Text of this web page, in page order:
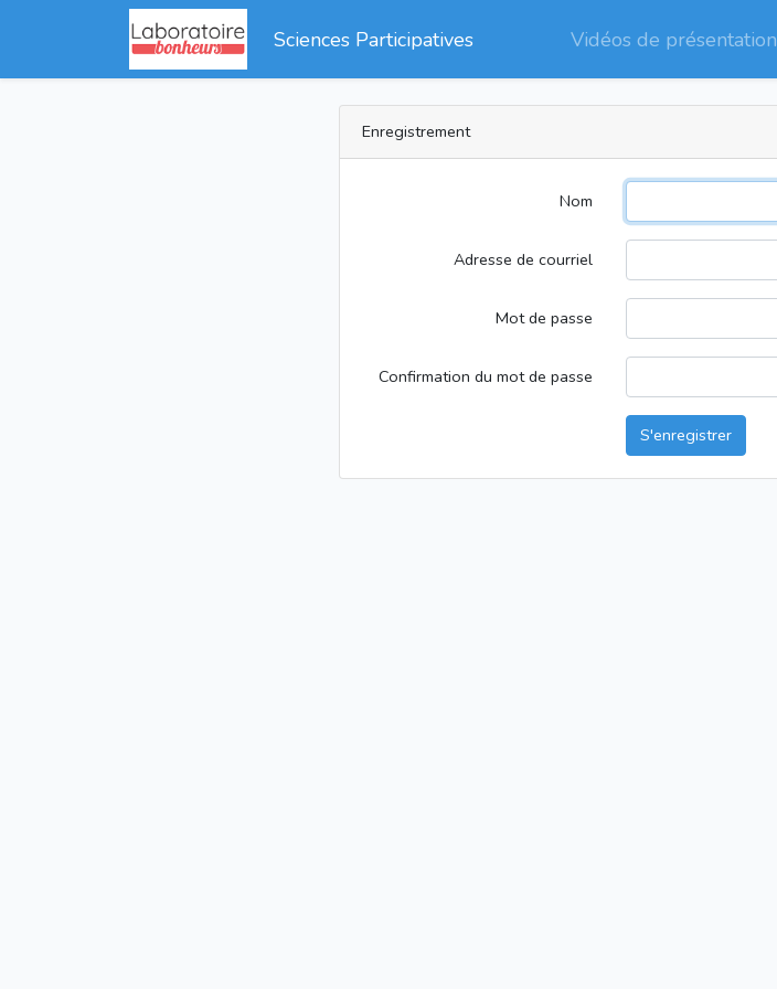
Sciences Participatives Vidéos de présentation
Enregistrement
Nom
Adresse de courriel
Mot de passe
Confirmation du mot de passe
S'enregistrer